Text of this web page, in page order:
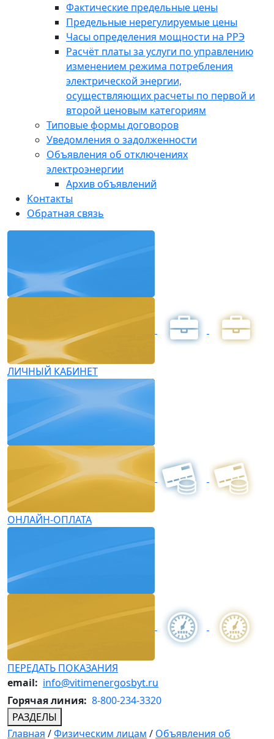
Фактические предельные цены
Предельные нерегулируемые цены
Часы определения мощности на РРЭ
Расчёт платы за услуги по управлению
изменением режима потребления
электрической энергии,
осуществляющих расчеты по первой и
второй ценовым категориям
Типовые формы договоров
Уведомления о задолженности
Объявления об отключениях
электроэнергии
Архив объявлений
Контакты
Обратная связь
ЛИЧНЫЙ КАБИНЕТ
ОНЛАЙН-ОПЛАТА
ПЕРЕДАТЬ ПОКАЗАНИЯ
email: info@vitimenergosbyt.ru
Горячая линия: 8-800-234-3320
РАЗДЕЛЫ
Главная /Физическим лицам / Объявления об